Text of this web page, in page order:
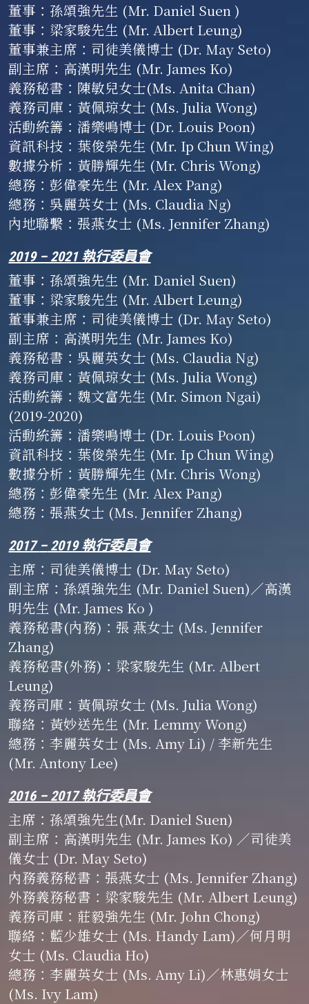
董事 ： 孫頌強先生 (Mr. Daniel Suen )
董事 ： 梁家駿先生 (Mr. Albert Leung)
董事兼主席 ： 司徒美儀博士 (Dr. May Seto)
副主席 ： 高漢明先生 (Mr. James Ko)
義務秘書 ： 陳敏兒女士(Ms. Anita Chan)
義務司庫 ： 黃佩琼女士 (Ms. Julia Wong)
活動統籌 ： 潘樂鳴博士 (Dr. Louis Poon)
資訊科技 ： 葉俊榮先生 (Mr. Ip Chun Wing)
數據分析 ： 黃勝輝先生 (Mr. Chris Wong)
總務 ：彭偉豪先生 (Mr. Alex Pang)
總務 ：吳麗英女士 (Ms. Claudia Ng)
內地聯繫 ： 張燕女士 (Ms. Jennifer Zhang)
2019 – 2021 執行委員會
董事 ： 孫頌強先生 (Mr. Daniel Suen)
董事 ： 梁家駿先生 (Mr. Albert Leung)
董事兼主席 ： 司徒美儀博士 (Dr. May Seto)
副主席 ： 高漢明先生 (Mr. James Ko)
義務秘書 ：吳麗英女士 (Ms. Claudia Ng)
義務司庫 ： 黃佩琼女士 (Ms. Julia Wong)
活動統籌 ： 魏文富先生 (Mr. Simon Ngai)
(2019-2020)
活動統籌 ： 潘樂鳴博士 (Dr. Louis Poon)
資訊科技 ： 葉俊榮先生 (Mr. Ip Chun Wing)
數據分析 ： 黃勝輝先生 (Mr. Chris Wong)
總務 ：彭偉豪先生 (Mr. Alex Pang)
總務 ： 張燕女士 (Ms. Jennifer Zhang)
2017 – 2019 執行委員會
主席 ： 司徒美儀博士 (Dr. May Seto)
副主席 ： 孫頌強先生 (Mr. Daniel Suen)／高漢
明先生 (Mr. James Ko )
義務秘書(內務) ： 張 燕女士 (Ms. Jennifer
Zhang)
義務秘書(外務) ： 梁家駿先生 (Mr. Albert
Leung)
義務司庫 ： 黃佩琼女士 (Ms. Julia Wong)
聯絡 ： 黃妙送先生 (Mr. Lemmy Wong)
總務 ： ​李麗英女士 (Ms. Amy Li) / 李新先生
(Mr. Antony Lee)
2016 – 2017 執行委員會
主席 ：孫頌強先生(Mr. Daniel Suen)
副主席 ： 高漢明先生 (Mr. James Ko) ／司徒美
儀女士 (Dr. May Seto)
內務義務秘書 ： 張燕女士 (Ms. Jennifer Zhang)
外務義務秘書 ： 梁家駿先生 (Mr. Albert Leung)
義務司庫 ： 莊毅強先生 (Mr. John Chong)
聯絡 ： 藍少雄女士 (Ms. Handy Lam)／何月明
女士 (Ms. Claudia Ho)
總務 ： 李麗英女士 (Ms. Amy Li)／林惠娟女士
(Ms. Ivy Lam)